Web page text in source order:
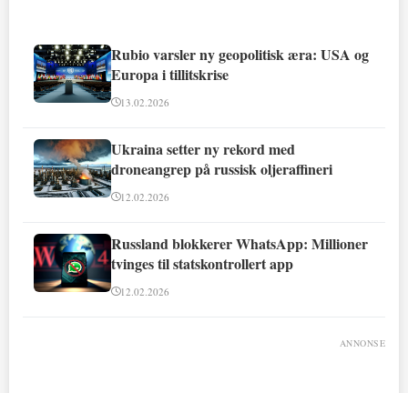
Rubio varsler ny geopolitisk æra: USA og
Europa i tillitskrise
13.02.2026
Ukraina setter ny rekord med
droneangrep på russisk oljeraffineri
12.02.2026
Russland blokkerer WhatsApp: Millioner
tvinges til statskontrollert app
12.02.2026
ANNONSE